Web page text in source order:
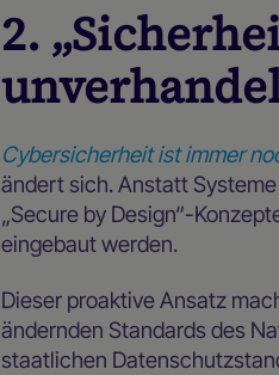
2.
Cybersicherheit ist immer
ändert sich. Anstatt
„Secure by Design“-
eingebaut werden.
Dieser proaktive Ansatz
ändernden Standards des
staatlichen